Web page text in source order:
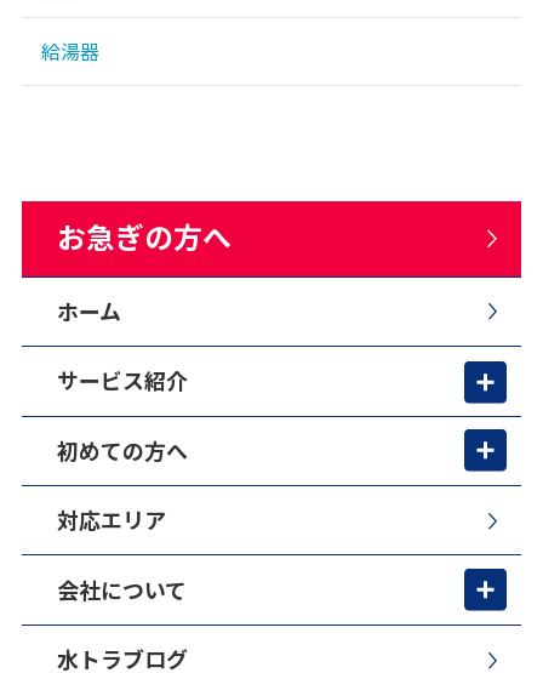
給湯器
お急ぎの方へ
ホーム
サービス紹介
初めての方へ
対応エリア
会社について
水トラブログ